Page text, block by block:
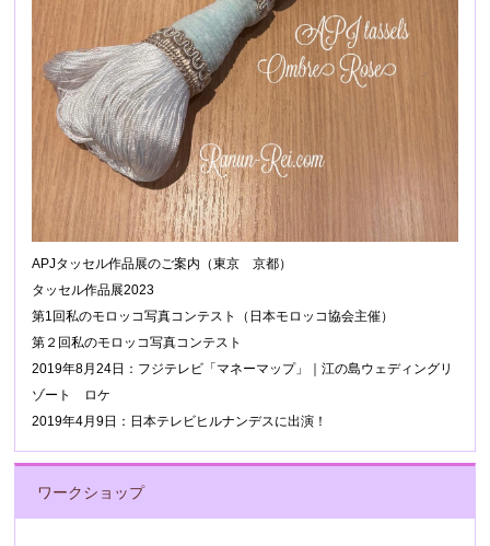
APJタッセル作品展のご案内（東京 京都）
タッセル作品展2023
第1回私のモロッコ写真コンテスト（日本モロッコ協会主催）
第２回私のモロッコ写真コンテスト
2019年8月24日：フジテレビ「マネーマップ」｜江の島ウェディングリ
ゾート ロケ
2019年4月9日：日本テレビヒルナンデスに出演！
ワークショップ